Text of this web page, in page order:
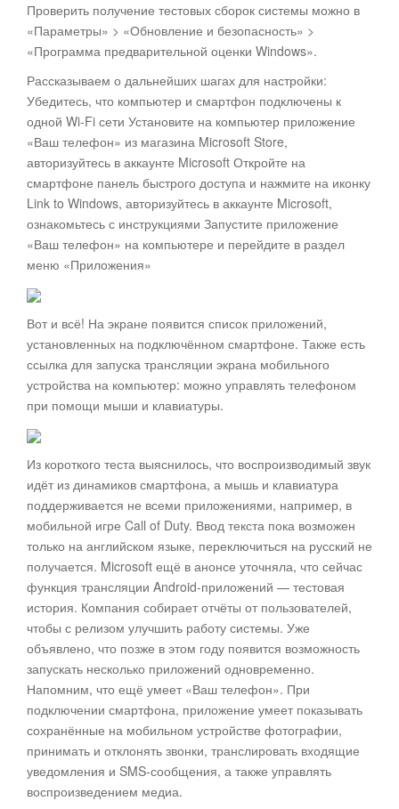
Проверить получение тестовых сборок системы можно в
«Параметры» > «Обновление и безопасность» >
«Программа предварительной оценки Windows».
Рассказываем о дальнейших шагах для настройки:
Убедитесь, что компьютер и смартфон подключены к
одной Wi-Fi сети Установите на компьютер приложение
«Ваш телефон» из магазина Microsoft Store,
авторизуйтесь в аккаунте Microsoft Откройте на
смартфоне панель быстрого доступа и нажмите на иконку
Link to Windows, авторизуйтесь в аккаунте Microsoft,
ознакомьтесь с инструкциями Запустите приложение
«Ваш телефон» на компьютере и перейдите в раздел
меню «Приложения»
Вот и всё! На экране появится список приложений,
установленных на подключённом смартфоне. Также есть
ссылка для запуска трансляции экрана мобильного
устройства на компьютер: можно управлять телефоном
при помощи мыши и клавиатуры.
Из короткого теста выяснилось, что воспроизводимый звук
идёт из динамиков смартфона, а мышь и клавиатура
поддерживается не всеми приложениями, например, в
мобильной игре Call of Duty. Ввод текста пока возможен
только на английском языке, переключиться на русский не
получается. Microsoft ещё в анонсе уточняла, что сейчас
функция трансляции Android-приложений — тестовая
история. Компания собирает отчёты от пользователей,
чтобы с релизом улучшить работу системы. Уже
объявлено, что позже в этом году появится возможность
запускать несколько приложений одновременно.
Напомним, что ещё умеет «Ваш телефон». При
подключении смартфона, приложение умеет показывать
сохранённые на мобильном устройстве фотографии,
принимать и отклонять звонки, транслировать входящие
уведомления и SMS-сообщения, а также управлять
воспроизведением медиа.